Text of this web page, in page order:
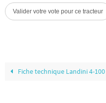
Fiche technique Landini 4-100